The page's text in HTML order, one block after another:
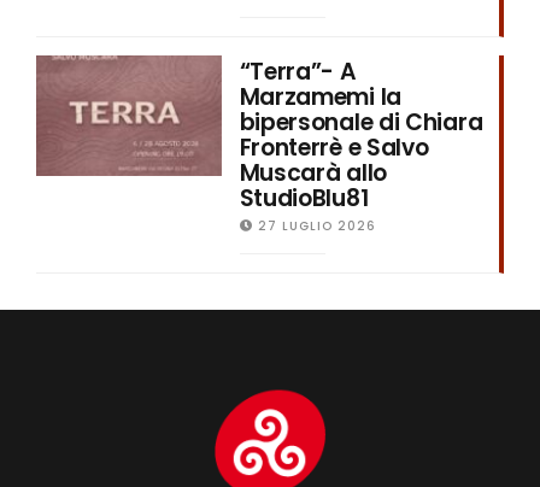
“Terra”- A
Marzamemi la
bipersonale di Chiara
Fronterrè e Salvo
Muscarà allo
StudioBlu81
27 LUGLIO 2026